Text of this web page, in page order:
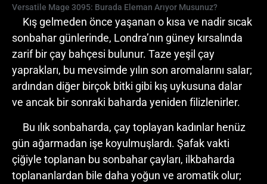
Versatile Mage 3095: Burada Eleman Arıyor Musunuz?
Kış gelmeden önce yaşanan o kısa ve nadir sıcak
sonbahar günlerinde, Londra’nın güney kırsalında
zarif bir çay bahçesi bulunur. Taze yeşil çay
yaprakları, bu mevsimde yılın son aromalarını salar;
ardından diğer birçok bitki gibi kış uykusuna dalar
ve ancak bir sonraki baharda yeniden filizlenirler.
Bu ılık sonbaharda, çay toplayan kadınlar henüz
gün ağarmadan işe koyulmuşlardı. Şafak vakti
çiğiyle toplanan bu sonbahar çayları, ilkbaharda
toplananlardan bile daha yoğun ve aromatik olur;